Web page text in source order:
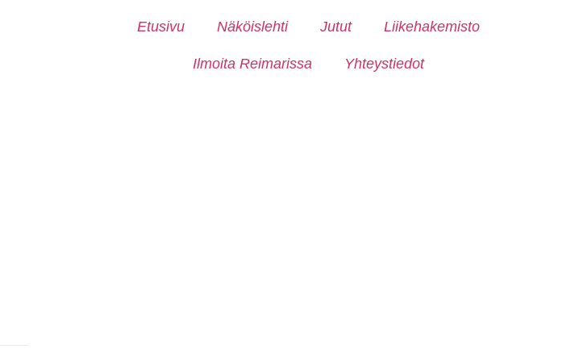
Etusivu Näköislehti Jutut Liikehakemisto
Ilmoita Reimarissa Yhteystiedot